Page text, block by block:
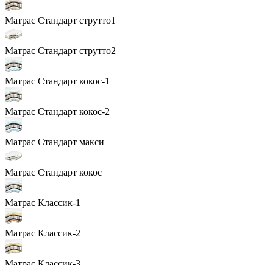
Матрас Стандарт струтто1
Матрас Стандарт струтто2
Матрас Стандарт кокос-1
Матрас Стандарт кокос-2
Матрас Стандарт макси
Матрас Стандарт кокос
Матрас Классик-1
Матрас Классик-2